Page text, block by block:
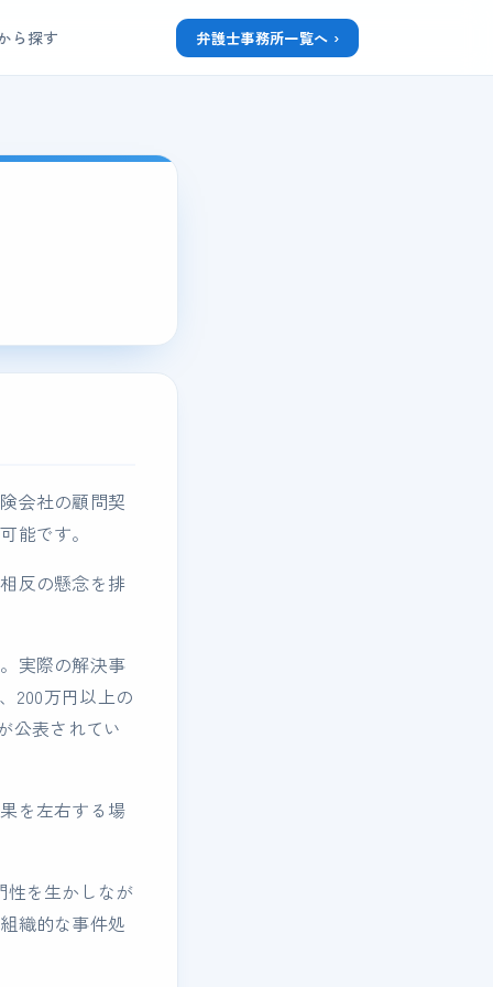
ら探す 弁護士事務所一覧へ ›
会社の顧問契
能です。
反の懸念を排
実際の解決事
200万円以上の
公表されてい
を左右する場
性を生かしなが
織的な事件処